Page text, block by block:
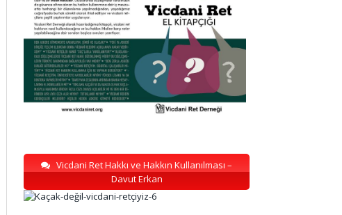
Vicdani Ret Hakkı ve Hakkın Kullanılması –
Davut Erkan